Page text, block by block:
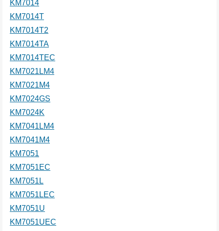
KM7014
KM7014T
KM7014T2
KM7014TA
KM7014TEC
KM7021LM4
KM7021M4
KM7024GS
KM7024K
KM7041LM4
KM7041M4
KM7051
KM7051EC
KM7051L
KM7051LEC
KM7051U
KM7051UEC